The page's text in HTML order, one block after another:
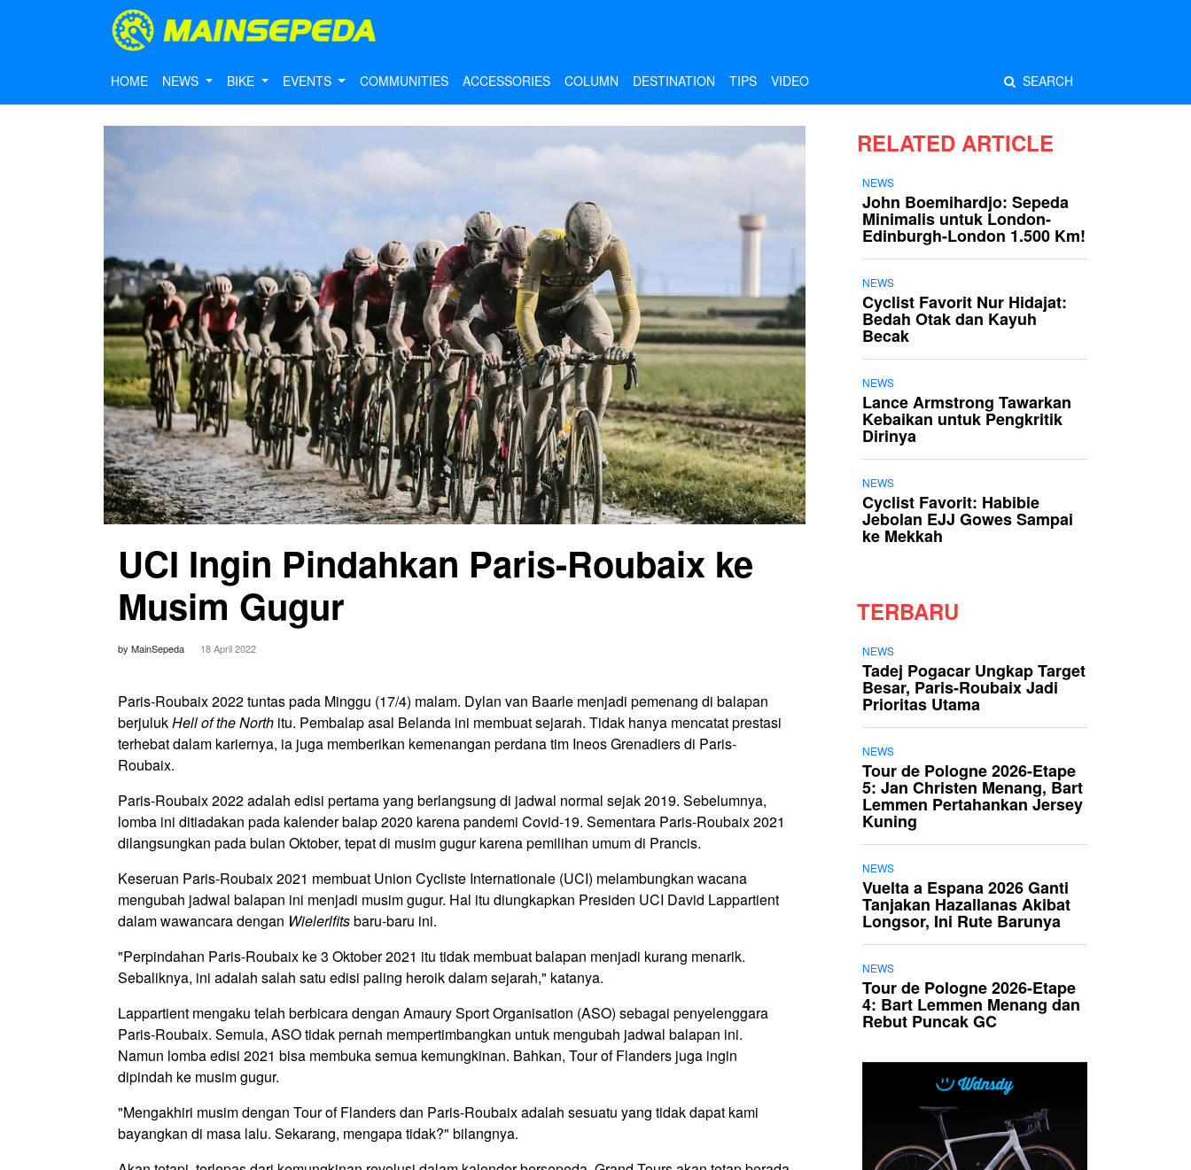
HOME NEWS BIKE EVENTS COMMUNITIES ACCESSORIES COLUMN DESTINATION TIPS VIDEO SEARCH
UCI Ingin Pindahkan Paris-Roubaix ke
Musim Gugur
by MainSepeda 18 April 2022
Paris-Roubaix 2022 tuntas pada Minggu (17/4) malam. Dylan van Baarle menjadi pemenang di balapan
berjulukHell of the North itu. Pembalap asal Belanda ini membuat sejarah. Tidak hanya mencatat prestasi
terhebat dalam kariernya, ia juga memberikan kemenangan perdana tim Ineos Grenadiers di Paris-
Roubaix.
Paris-Roubaix 2022 adalah edisi pertama yang berlangsung di jadwal normal sejak 2019. Sebelumnya,
lomba ini ditiadakan pada kalender balap 2020 karena pandemi Covid-19. Sementara Paris-Roubaix 2021
dilangsungkan pada bulan Oktober, tepat di musim gugur karena pemilihan umum di Prancis.
Keseruan Paris-Roubaix 2021 membuat Union Cycliste Internationale (UCI) melambungkan wacana
mengubah jadwal balapan ini menjadi musim gugur. Hal itu diungkapkan Presiden UCI David Lappartient
dalam wawancara dengan Wielerlfitsbaru-baru ini.
"Perpindahan Paris-Roubaix ke 3 Oktober 2021 itu tidak membuat balapan menjadi kurang menarik.
Sebaliknya, ini adalah salah satu edisi paling heroik dalam sejarah," katanya.
Lappartient mengaku telah berbicara dengan Amaury Sport Organisation (ASO) sebagai penyelenggara
Paris-Roubaix. Semula, ASO tidak pernah mempertimbangkan untuk mengubah jadwal balapan ini.
Namun lomba edisi 2021 bisa membuka semua kemungkinan. Bahkan, Tour of Flanders juga ingin
dipindah ke musim gugur.
"Mengakhiri musim dengan Tour of Flanders dan Paris-Roubaix adalah sesuatu yang tidak dapat kami
bayangkan di masa lalu. Sekarang, mengapa tidak?" bilangnya.
RELATED ARTICLE
NEWS
John Boemihardjo: Sepeda
Minimalis untuk London-
Edinburgh-London 1.500 Km!
NEWS
Cyclist Favorit Nur Hidajat:
Bedah Otak dan Kayuh
Becak
NEWS
Lance Armstrong Tawarkan
Kebaikan untuk Pengkritik
Dirinya
NEWS
Cyclist Favorit: Habibie
Jebolan EJJ Gowes Sampai
ke Mekkah
TERBARU
NEWS
Tadej Pogacar Ungkap Target
Besar, Paris-Roubaix Jadi
Prioritas Utama
NEWS
Tour de Pologne 2026-Etape
5: Jan Christen Menang, Bart
Lemmen Pertahankan Jersey
Kuning
NEWS
Vuelta a Espana 2026 Ganti
Tanjakan Hazallanas Akibat
Longsor, Ini Rute Barunya
NEWS
Tour de Pologne 2026-Etape
4: Bart Lemmen Menang dan
Rebut Puncak GC